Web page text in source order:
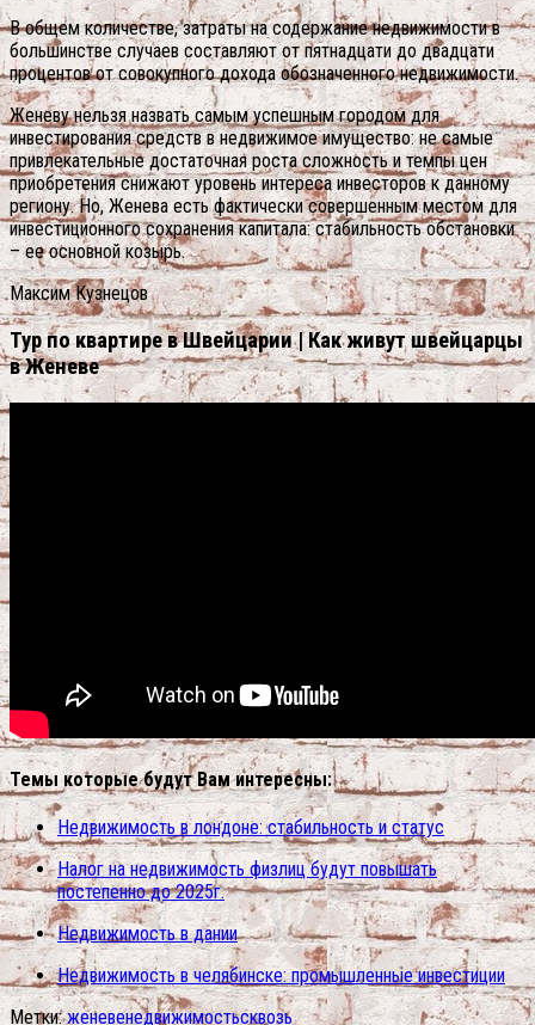
В общем количестве, затраты на содержание недвижимости в
большинстве случаев составляют от пятнадцати до двадцати
процентов от совокупного дохода обозначенного недвижимости.
Женеву нельзя назвать самым успешным городом для
инвестирования средств в недвижимое имущество: не самые
привлекательные достаточная роста сложность и темпы цен
приобретения снижают уровень интереса инвесторов к данному
региону. Но, Женева есть фактически совершенным местом для
инвестиционного сохранения капитала: стабильность обстановки
– ее основной козырь.
Максим Кузнецов
Тур по квартире в Швейцарии | Как живут швейцарцы
в Женеве
Темы которые будут Вам интересны:
Недвижимость в лондоне: стабильность и статус
Налог на недвижимость физлиц будут повышать
постепенно до 2025г.
Недвижимость в дании
Недвижимость в челябинске: промышленные инвестиции
Метки: женевенедвижимостьсквозь